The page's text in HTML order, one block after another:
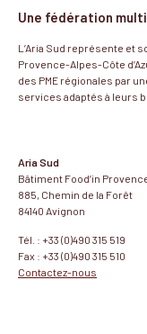
Une fédération
L’Aria Sud représente et
Provence-Alpes-Côte
des PME régionales par
services adaptés à leurs
Aria Sud
Bâtiment Food’in
885, Chemin de la Forêt
84140 Avignon
Tél. : +33 (0)490 315 519
Fax : +33 (0)490 315 510
Contactez-nous